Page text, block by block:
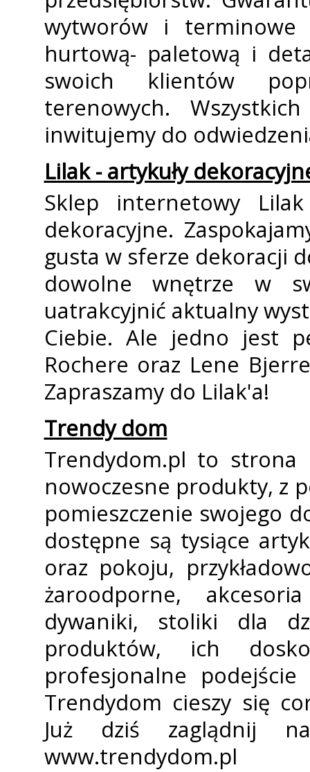
wytworów i terminowe
hurtową- paletową i
swoich klientów
terenowych.
inwitujemy do
Lilak - artykuły
Sklep internetowy
dekoracyjne.
gusta w sferze dekoracji
dowolne wnętrze w
uatrakcyjnić aktualny
Ciebie. Ale jedno jest
Rochere oraz Lene
Zapraszamy do Lilak'a!
Trendy dom
Trendydom.pl to strona
nowoczesne produkty, z
pomieszczenie swojego
dostępne są tysiące
oraz pokoju,
żaroodporne,
dywaniki, stoliki dla
produktów, ich
profesjonalne
Trendydom cieszy się
Już dziś zaglądnij
www.trendydom.pl